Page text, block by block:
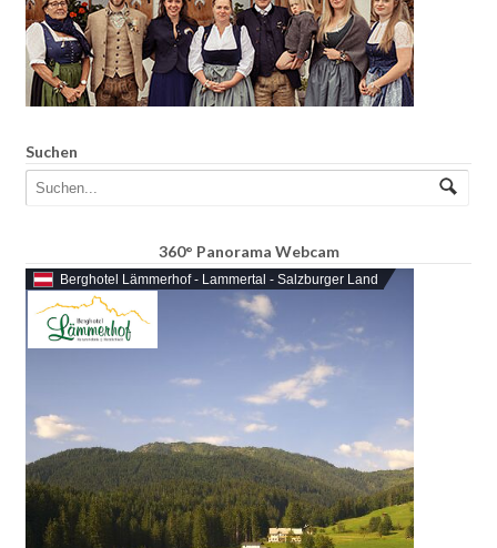
Suchen
360° Panorama Webcam
Berghotel Lämmerhof - Lammertal - Salzburger Land